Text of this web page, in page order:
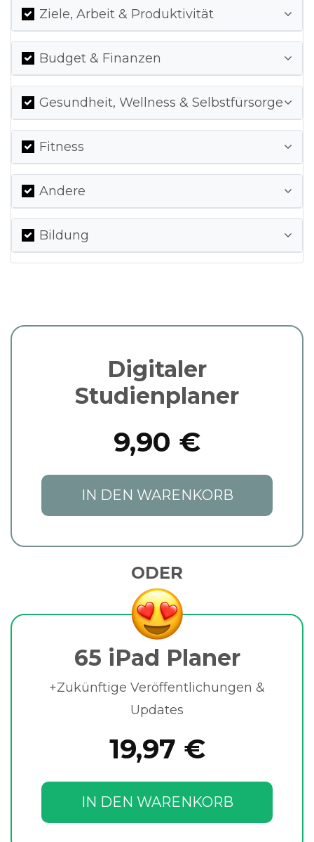
Ziele, Arbeit & Produktivität
Budget & Finanzen
Gesundheit, Wellness & Selbstfürsorge
Fitness
Andere
Bildung
Digitaler
Studienplaner
9,90 €
IN DEN WARENKORB
ODER
65 iPad Planer
+Zukünftige Veröffentlichungen &
Updates
19,97 €
IN DEN WARENKORB